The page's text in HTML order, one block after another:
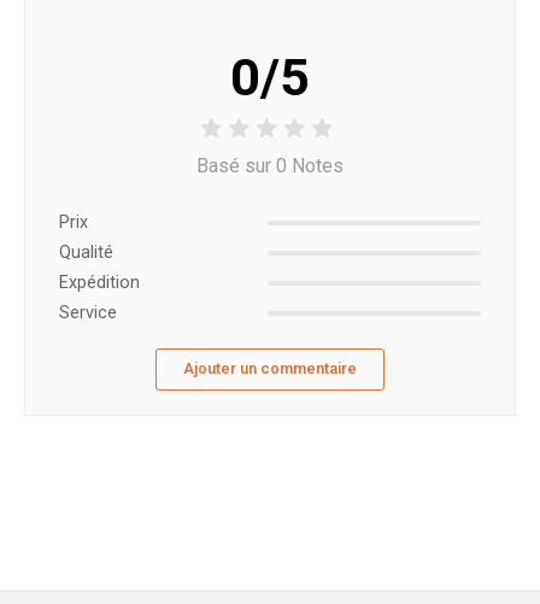
0/5
Basé sur 0 Notes
Prix ​​
Qualité
Expédition
Service
Ajouter un commentaire